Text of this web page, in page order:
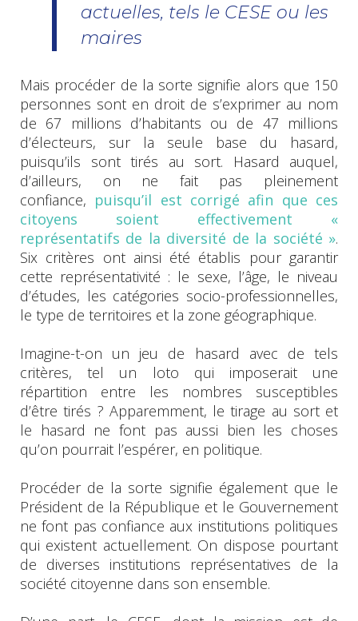
actuelles, tels le CESE ou les
maires
Mais procéder de la sorte signifie alors que 150
personnes sont en droit de s’exprimer au nom
de 67 millions d’habitants ou de 47 millions
d’électeurs, sur la seule base du hasard,
puisqu’ils sont tirés au sort. Hasard auquel,
d’ailleurs, on ne fait pas pleinement
confiance, puisqu’il est corrigé afin que ces
citoyens soient effectivement «
représentatifs de la diversité de la société ».
Six critères ont ainsi été établis pour garantir
cette représentativité : le sexe, l’âge, le niveau
d’études, les catégories socio-professionnelles,
le type de territoires et la zone géographique.
Imagine-t-on un jeu de hasard avec de tels
critères, tel un loto qui imposerait une
répartition entre les nombres susceptibles
d’être tirés ? Apparemment, le tirage au sort et
le hasard ne font pas aussi bien les choses
qu’on pourrait l’espérer, en politique.
Procéder de la sorte signifie également que le
Président de la République et le Gouvernement
ne font pas confiance aux institutions politiques
qui existent actuellement. On dispose pourtant
de diverses institutions représentatives de la
société citoyenne dans son ensemble.